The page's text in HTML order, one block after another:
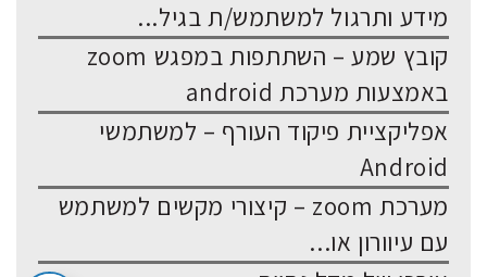
מידע ותרגול למשתמש/ת בגיל...
קובץ שמע – השתתפות במפגש zoom
באמצעות מערכת android
אפליקציית פיקוד העורף – למשתמשי
Android
מערכת zoom – קיצורי מקשים למשתמש
עם עיוורון או...